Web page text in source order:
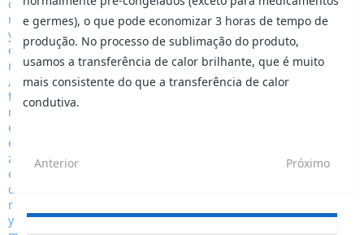
e germes), o que pode economizar 3 horas de tempo de
produção. No processo de sublimação do produto,
usamos a transferência de calor brilhante, que é muito
mais consistente do que a transferência de calor
condutiva.
Anterior Próximo